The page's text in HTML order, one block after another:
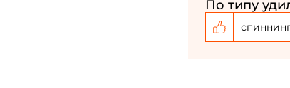
По типу